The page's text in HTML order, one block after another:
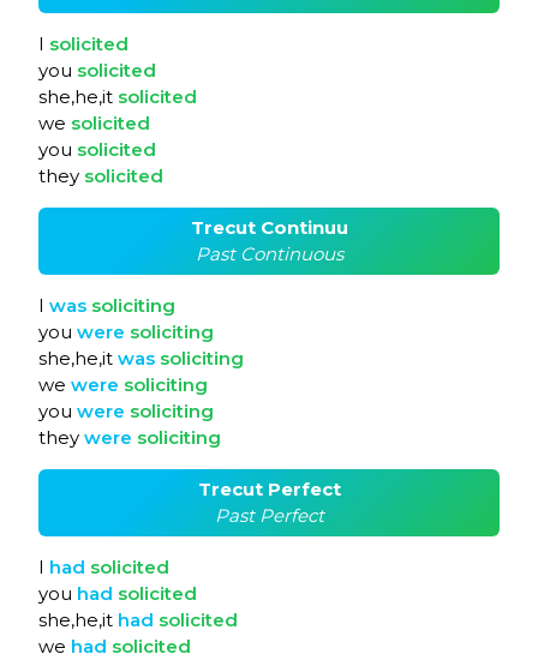
I solicited
you solicited
she,he,it solicited
we solicited
you solicited
they solicited
Trecut Continuu
Past Continuous
I was soliciting
you were soliciting
she,he,it was soliciting
we were soliciting
you were soliciting
they were soliciting
Trecut Perfect
Past Perfect
I had solicited
you had solicited
she,he,it had solicited
we had solicited